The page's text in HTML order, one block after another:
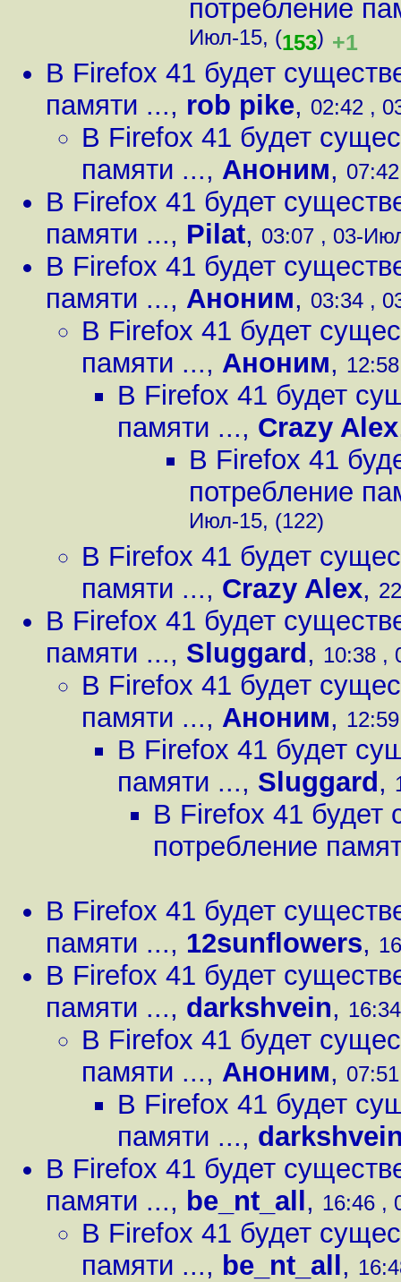
потребление
Июл-15, (153) +1
В Firefox 41 будет
памяти ..., rob pike, 02:42 ,
В Firefox 41 будет
памяти ..., Аноним,
В Firefox 41 будет
памяти ..., Pilat, 03:07 , 03-
В Firefox 41 будет
памяти ..., Аноним, 03:34 ,
В Firefox 41 будет
памяти ..., Аноним,
В Firefox 41 будет
памяти ..., Crazy Alex
В Firefox 41
потребление
Июл-15, (122)
В Firefox 41 будет
памяти ..., Crazy Alex,
В Firefox 41 будет
памяти ..., Sluggard , 10:38 ,
В Firefox 41 будет
памяти ..., Аноним,
В Firefox 41 будет
памяти ..., Sluggard ,
В Firefox 41 будет
потребление
В Firefox 41 будет
памяти ..., 12sunflowers,
В Firefox 41 будет
памяти ..., darkshvein,
В Firefox 41 будет
памяти ..., Аноним,
В Firefox 41 будет
памяти ...,
В Firefox 41 будет
памяти ..., be_nt_all , 16:46 ,
В Firefox 41 будет
памяти ..., be_nt_all ,